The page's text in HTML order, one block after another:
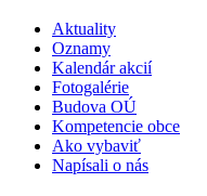
Aktuality
Oznamy
Kalendár akcií
Fotogalérie
Budova OÚ
Kompetencie obce
Ako vybaviť
Napísali o nás